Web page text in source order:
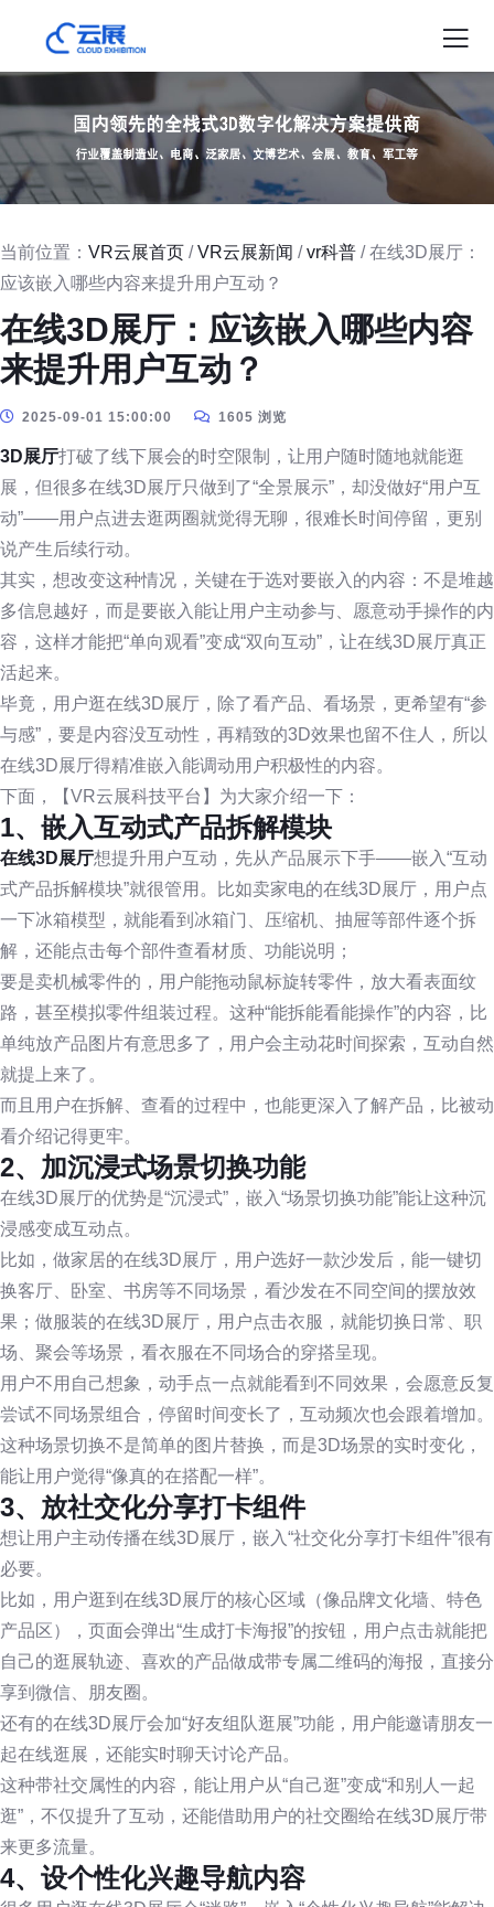
当前位置： VR云展首页 /VR云展新闻 /vr科普 / 在线3D展厅：
应该嵌入哪些内容来提升用户互动？
在线3D展厅：应该嵌入哪些内容
来提升用户互动？
2025-09-01 15:00:00 1605 浏览
3D展厅打破了线下展会的时空限制，让用户随时随地就能逛
展，但很多在线3D展厅只做到了“全景展示”，却没做好“用户互
动”——用户点进去逛两圈就觉得无聊，很难长时间停留，更别
说产生后续行动。
其实，想改变这种情况，关键在于选对要嵌入的内容：不是堆越
多信息越好，而是要嵌入能让用户主动参与、愿意动手操作的内
容，这样才能把“单向观看”变成“双向互动”，让在线3D展厅真正
活起来。
毕竟，用户逛在线3D展厅，除了看产品、看场景，更希望有“参
与感”，要是内容没互动性，再精致的3D效果也留不住人，所以
在线3D展厅得精准嵌入能调动用户积极性的内容。
下面，【VR云展科技平台】为大家介绍一下：
1、嵌入互动式产品拆解模块
在线3D展厅想提升用户互动，先从产品展示下手——嵌入“互动
式产品拆解模块”就很管用。比如卖家电的在线3D展厅，用户点
一下冰箱模型，就能看到冰箱门、压缩机、抽屉等部件逐个拆
解，还能点击每个部件查看材质、功能说明；
要是卖机械零件的，用户能拖动鼠标旋转零件，放大看表面纹
路，甚至模拟零件组装过程。这种“能拆能看能操作”的内容，比
单纯放产品图片有意思多了，用户会主动花时间探索，互动自然
就提上来了。
而且用户在拆解、查看的过程中，也能更深入了解产品，比被动
看介绍记得更牢。
2、加沉浸式场景切换功能
在线3D展厅的优势是“沉浸式”，嵌入“场景切换功能”能让这种沉
浸感变成互动点。
比如，做家居的在线3D展厅，用户选好一款沙发后，能一键切
换客厅、卧室、书房等不同场景，看沙发在不同空间的摆放效
果；做服装的在线3D展厅，用户点击衣服，就能切换日常、职
场、聚会等场景，看衣服在不同场合的穿搭呈现。
用户不用自己想象，动手点一点就能看到不同效果，会愿意反复
尝试不同场景组合，停留时间变长了，互动频次也会跟着增加。
这种场景切换不是简单的图片替换，而是3D场景的实时变化，
能让用户觉得“像真的在搭配一样”。
3、放社交化分享打卡组件
想让用户主动传播在线3D展厅，嵌入“社交化分享打卡组件”很有
必要。
比如，用户逛到在线3D展厅的核心区域（像品牌文化墙、特色
产品区），页面会弹出“生成打卡海报”的按钮，用户点击就能把
自己的逛展轨迹、喜欢的产品做成带专属二维码的海报，直接分
享到微信、朋友圈。
还有的在线3D展厅会加“好友组队逛展”功能，用户能邀请朋友一
起在线逛展，还能实时聊天讨论产品。
这种带社交属性的内容，能让用户从“自己逛”变成“和别人一起
逛”，不仅提升了互动，还能借助用户的社交圈给在线3D展厅带
来更多流量。
4、设个性化兴趣导航内容